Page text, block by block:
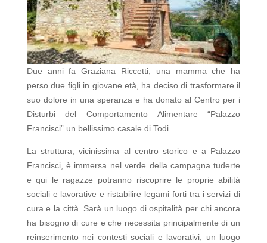
Due anni fa Graziana Riccetti, una mamma che ha
perso due figli in giovane età, ha deciso di trasformare il
suo dolore in una speranza e ha donato al Centro per i
Disturbi del Comportamento Alimentare “Palazzo
Francisci” un bellissimo casale di Todi
La struttura, vicinissima al centro storico e a Palazzo
Francisci, è immersa nel verde della campagna tuderte
e qui le ragazze potranno riscoprire le proprie abilità
sociali e lavorative e ristabilire legami forti tra i servizi di
cura e la città. Sarà un luogo di ospitalità per chi ancora
ha bisogno di cure e che necessita principalmente di un
reinserimento nei contesti sociali e lavorativi; un luogo